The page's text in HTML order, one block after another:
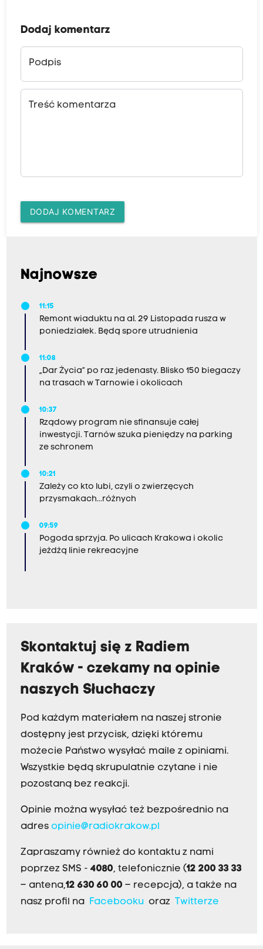
Dodaj komentarz
Podpis
Treść komentarza
DODAJ KOMENTARZ
Najnowsze
11:15
Remont wiaduktu na al. 29 Listopada rusza w
poniedziałek. Będą spore utrudnienia
11:08
„Dar Życia” po raz jedenasty. Blisko 150 biegaczy
na trasach w Tarnowie i okolicach
10:37
Rządowy program nie sfinansuje całej
inwestycji. Tarnów szuka pieniędzy na parking
ze schronem
10:21
Zależy co kto lubi, czyli o zwierzęcych
przysmakach...różnych
09:59
Pogoda sprzyja. Po ulicach Krakowa i okolic
jeżdżą linie rekreacyjne
Skontaktuj się z Radiem
Kraków - czekamy na opinie
naszych Słuchaczy
Pod każdym materiałem na naszej stronie
dostępny jest przycisk, dzięki któremu
możecie Państwo wysyłać maile z opiniami.
Wszystkie będą skrupulatnie czytane i nie
pozostaną bez reakcji.
Opinie można wysyłać też bezpośrednio na
adres opinie@radiokrakow.pl
Zapraszamy również do kontaktu z nami
poprzez SMS - 4080, telefonicznie (12 200 33 33
– antena,12 630 60 00 – recepcja), a także na
nasz profil na
Facebookuoraz Twitterze